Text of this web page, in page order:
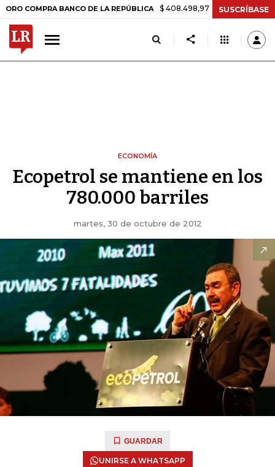
BANCO DE LA REPÚBLICA $ 408.498,97 +$ 8.753,81 +2,19%
SUSCRÍBASE
ECONOMÍA
Ecopetrol se mantiene en los
780.000 barriles
martes, 30 de octubre de 2012
GUARDAR
UNIRSE A WHATSAPP